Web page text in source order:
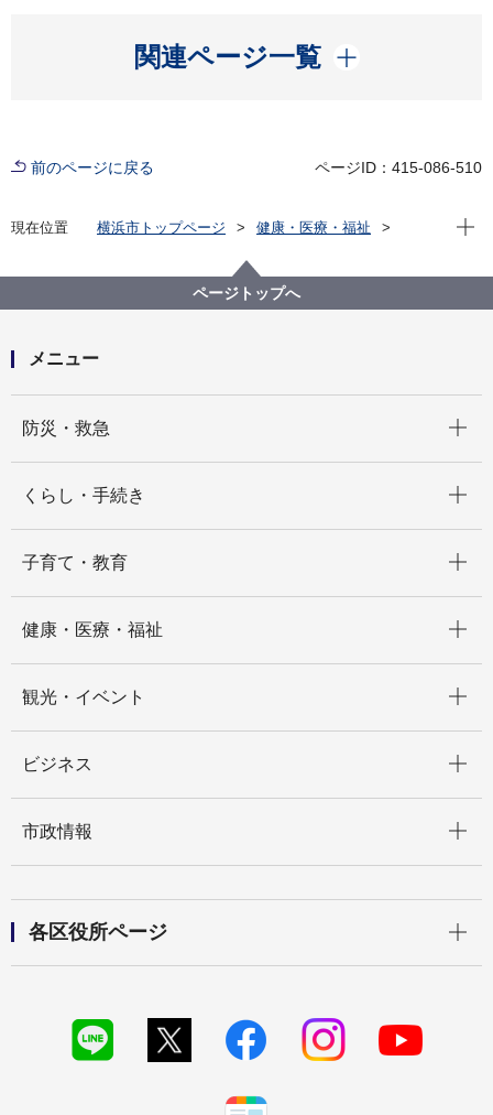
関連ページ一覧
開く
前のページに戻る ページID：415-086-510
現在位置 横浜市トップページ
健康・医療・福祉
感染症発生状況資料集
横浜市感染症発生動向調査事業概要
横浜市感染症発生動向調査事業概要／平成21年（2009
現在
ページトップへ
メニュー
防災・救急
くらし・手続き
子育て・教育
健康・医療・福祉
観光・イベント
ビジネス
市政情報
各区役所ページ